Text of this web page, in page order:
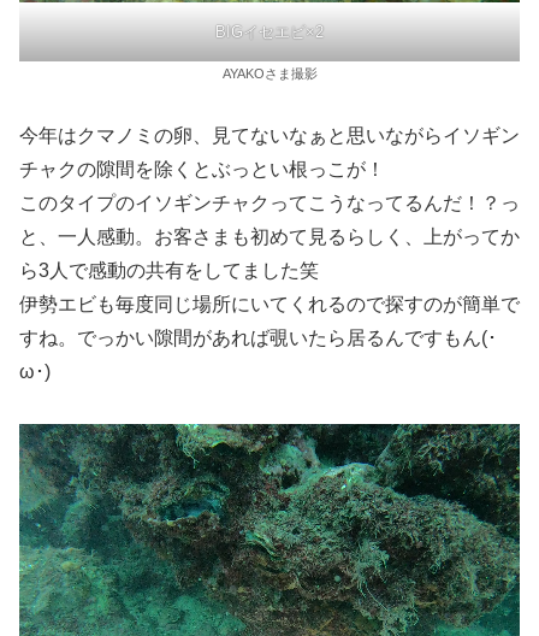
BIGイセエビ×2
AYAKOさま撮影
今年はクマノミの卵、見てないなぁと思いながらイソギン
チャクの隙間を除くとぶっとい根っこが！
このタイプのイソギンチャクってこうなってるんだ！？っ
と、一人感動。お客さまも初めて見るらしく、上がってか
ら3人で感動の共有をしてました笑
伊勢エビも毎度同じ場所にいてくれるので探すのが簡単で
すね。でっかい隙間があれば覗いたら居るんですもん(･
ω･)